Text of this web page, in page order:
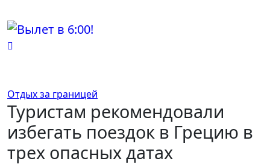
содержимому
Отдых за границей
Туристам рекомендовали
избегать поездок в Грецию в
трех опасных датах